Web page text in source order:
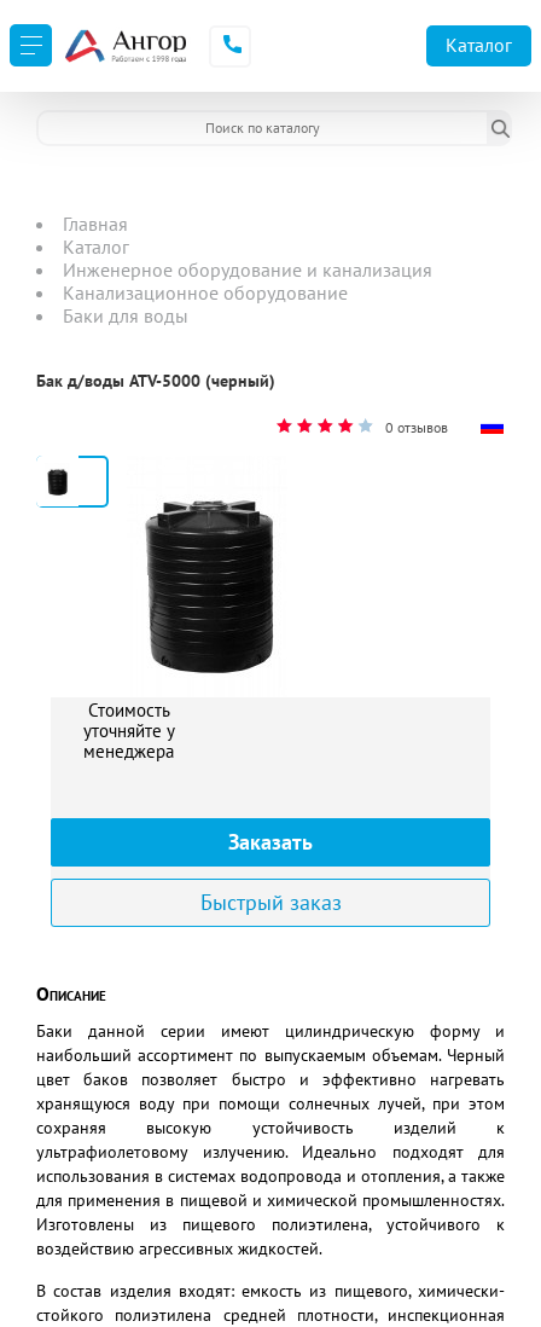
Каталог
Главная
Каталог
Инженерное оборудование и канализация
Канализационное оборудование
Баки для воды
Бак д/воды ATV-5000 (черный)
0 отзывов
Стоимость
уточняйте у
менеджера
Заказать
Быстрый заказ
Описание
Баки данной серии имеют цилиндрическую форму и
наибольший ассортимент по выпускаемым объемам. Черный
цвет баков позволяет быстро и эффективно нагревать
хранящуюся воду при помощи солнечных лучей, при этом
сохраняя высокую устойчивость изделий к
ультрафиолетовому излучению. Идеально подходят для
использования в системах водопровода и отопления, а также
для применения в пищевой и химической промышленностях.
Изготовлены из пищевого полиэтилена, устойчивого к
воздействию агрессивных жидкостей.
В состав изделия входят: емкость из пищевого, химически-
стойкого полиэтилена средней плотности, инспекционная